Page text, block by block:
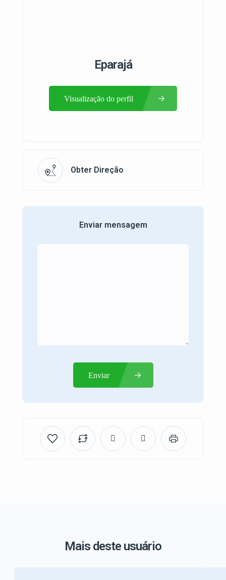
Eparajá
Visualização do perfil
Obter Direção
Enviar mensagem
Enviar
Mais deste usuário